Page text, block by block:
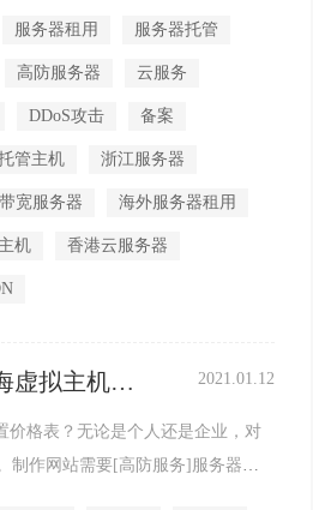
服务器租用 服务器托管
高防服务器 云服务
DDoS攻击 备案
管主机 浙江服务器
宽服务器 海外服务器租用
机 香港云服务器
虚拟主机配
2021.01.12
价格表？无论是个人还是企业，对
制作网站需要[高防服务]服务器。